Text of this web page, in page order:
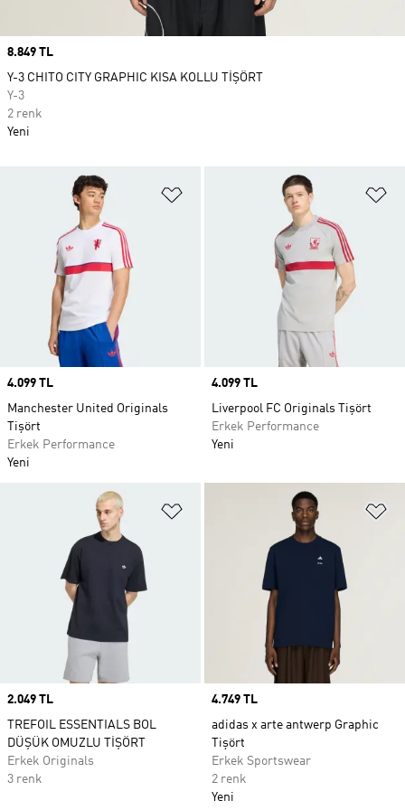
Favori Listesine Ekle
Price
4.099 TL
Manchester United Originals
Tişört
Erkek Performance
Yeni
Price
4.099 TL
Liverpool FC Originals Tişört
Erkek Performance
Yeni
Favori Listesine Ekle
Price
2.049 TL
TREFOIL ESSENTIALS BOL
DÜŞÜK OMUZLU TİŞÖRT
Erkek Originals
3 renk
Price
4.749 TL
adidas x arte antwerp Graphic
Tişört
Erkek Sportswear
2 renk
Yeni
Price
8.849 TL
Y-3 CHITO CITY GRAPHIC KISA KOLLU TİŞÖRT
Y-3
2 renk
Yeni